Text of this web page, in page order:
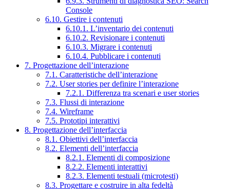
Console
6.10. Gestire i contenuti
6.10.1. L’inventario dei contenuti
6.10.2. Revisionare i contenuti
6.10.3. Migrare i contenuti
6.10.4. Pubblicare i contenuti
7. Progettazione dell’interazione
7.1. Caratteristiche dell’interazione
7.2. User stories per definire l’interazione
7.2.1. Differenza tra scenari e user stories
7.3. Flussi di interazione
7.4. Wireframe
7.5. Prototipi interattivi
8. Progettazione dell’interfaccia
8.1. Obiettivi dell’interfaccia
8.2. Elementi dell’interfaccia
8.2.1. Elementi di composizione
8.2.2. Elementi interattivi
8.2.3. Elementi testuali (microtesti)
8.3. Progettare e costruire in alta fedeltà